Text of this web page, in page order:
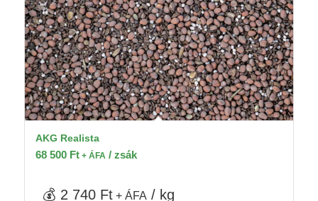
AKG Realista
68 500 Ft+ ÁFA / zsák
💰 2 740 Ft+ ÁFA / kg